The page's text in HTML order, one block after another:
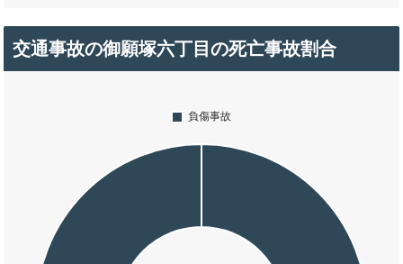
交通事故の御願塚六丁目の死亡事故割合